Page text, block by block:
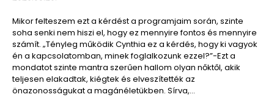
Mikor felteszem ezt a kérdést a programjaim során, szinte
soha senki nem hiszi el, hogy ez mennyire fontos és mennyire
számít. „Tényleg működik Cynthia ez a kérdés, hogy ki vagyok
én a kapcsolatomban, minek foglalkozunk ezzel?”-Ezt a
mondatot szinte mantra szerűen hallom olyan nőktől, akik
teljesen elakadtak, kiégtek és elveszítették az
önazonosságukat a magánéletükben. Sírva,...